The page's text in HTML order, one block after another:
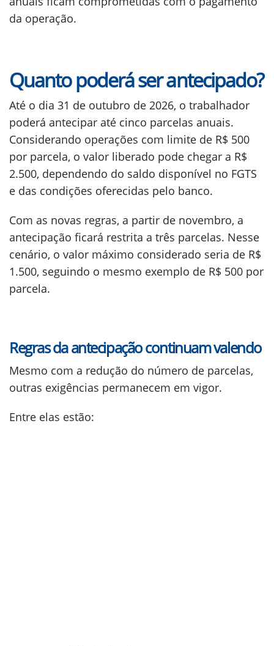
da operação.
Quanto poderá ser antecipado?
Até o dia 31 de outubro de 2026, o trabalhador
poderá antecipar até cinco parcelas anuais.
Considerando operações com limite de R$ 500
por parcela, o valor liberado pode chegar a R$
2.500, dependendo do saldo disponível no FGTS
e das condições oferecidas pelo banco.
Com as novas regras, a partir de novembro, a
antecipação ficará restrita a três parcelas. Nesse
cenário, o valor máximo considerado seria de R$
1.500, seguindo o mesmo exemplo de R$ 500 por
parcela.
Regras da antecipação continuam valendo
Mesmo com a redução do número de parcelas,
outras exigências permanecem em vigor.
Entre elas estão: